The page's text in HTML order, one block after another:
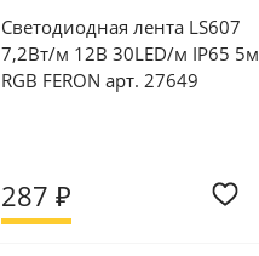
Светодиодная лента LS607
7,2Вт/м 12В 30LED/м IP65 5м
RGB FERON арт. 27649
287 ₽